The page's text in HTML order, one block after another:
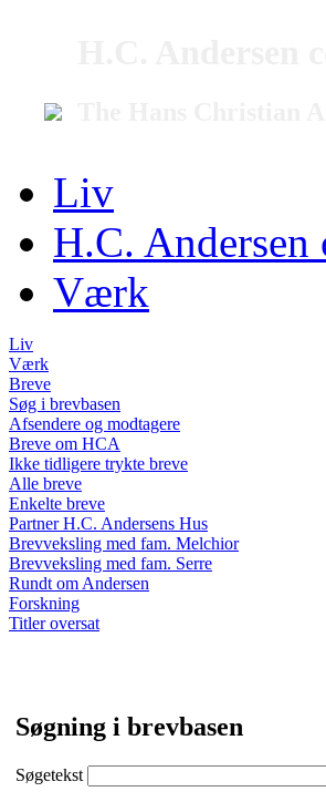
Liv
H.C. Andersen
Værk
Liv
Værk
Breve
Søg i brevbasen
Afsendere og modtagere
Breve om HCA
Ikke tidligere trykte breve
Alle breve
Enkelte breve
Partner H.C. Andersens Hus
Brevveksling med fam. Melchior
Brevveksling med fam. Serre
Rundt om Andersen
Forskning
Titler oversat
Søgning i brevbasen
Søgetekst